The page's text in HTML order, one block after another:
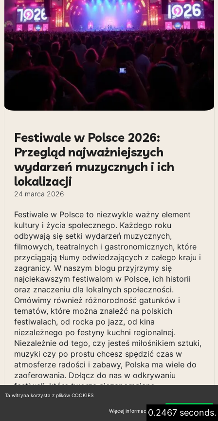
Festiwale w Polsce 2026:
Przegląd najważniejszych
wydarzeń muzycznych i ich
lokalizacji
24 marca 2026
Festiwale w Polsce to niezwykle ważny element
kultury i życia społecznego. Każdego roku
odbywają się setki wydarzeń muzycznych,
filmowych, teatralnych i gastronomicznych, które
przyciągają tłumy odwiedzających z całego kraju i
zagranicy. W naszym blogu przyjrzymy się
najciekawszym festiwalom w Polsce, ich historii
oraz znaczeniu dla lokalnych społeczności.
Omówimy również różnorodność gatunków i
tematów, które można znaleźć na polskich
festiwalach, od rocka po jazz, od kina
niezależnego po festyny kuchni regionalnej.
Niezależnie od tego, czy jesteś miłośnikiem sztuki,
muzyki czy po prostu chcesz spędzić czas w
atmosferze radości i zabawy, Polska ma wiele do
zaoferowania. Dołącz do nas w odkrywaniu
festiwali, które tworzą niezapomniane
wspomnienia i łączą ludzi z różnych środowisk.
0.2467 seconds.
Ta witryna korzysta z plików COOKIES
Więcej informacji Akceptuję